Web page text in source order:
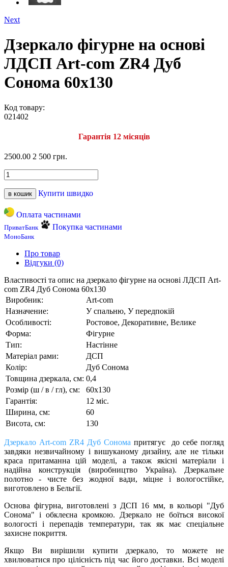
Next
Дзеркало фігурне на основі
ЛДСП Art-com ZR4 Дуб
Сонома 60х130
Код товару:
021402
Гарантія 12 місяців
2500.00 2 500 грн.
в кошик Купити швидко
Оплата частинами
ПриватБанк Покупка частинами
МоноБанк
Про товар
Відгуки (0)
Властивості та опис на дзеркало фігурне на основі ЛДСП Art-
com ZR4 Дуб Сонома 60х130
Виробник:
Art-com
Назначение:
У спальню, У передпокій
Особливості:
Ростовое, Декоративне, Велике
Форма:
Фігурне
Тип:
Настінне
Матеріал рами:
ДСП
Колір:
Дуб Сонома
Товщина дзеркала, см: 0,4
Розмір (ш / в / гл), см:
60х130
Гарантія:
12 міс.
Ширина, см:
60
Висота, см:
130
Дзеркало Art-com ZR4 Дуб Сонома притягує до себе погляд
завдяки незвичайному і вишуканому дизайну, але не тільки
краса притаманна цій моделі, а також якісні матеріали і
надійна конструкція (виробництво Україна). Дзеркальне
полотно - чисте без жодної вади, міцне і вологостійке,
виготовлено в Бельгії.
Основа фігурна, виготовлені з ДСП 16 мм, в кольорі "Дуб
Сонома" і обклеєна кромкою. Дзеркало не боїться високої
вологості і перепадів температури, так як має спеціальне
захисне покриття.
Якщо Ви вирішили купити дзеркало, то можете не
хвилюватися про цілісність під час його доставки. Всі моделі